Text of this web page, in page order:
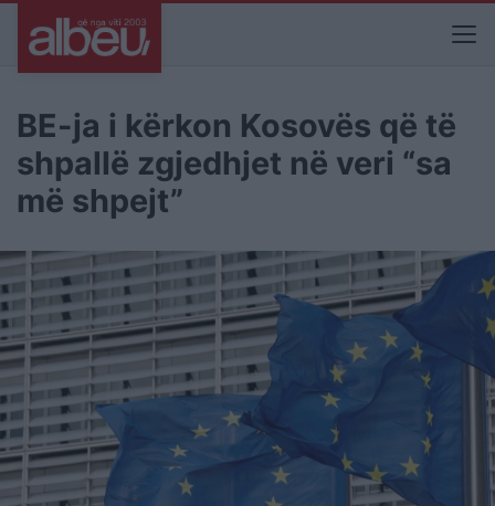
BE-ja i kërkon Kosovës që të
shpallë zgjedhjet në veri “sa
më shpejt”